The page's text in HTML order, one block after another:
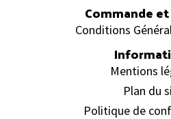
Commande
Conditions
Mentions
Plan du
Politique de